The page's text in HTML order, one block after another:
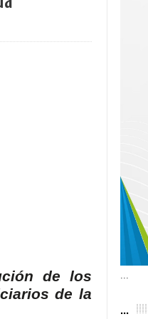
abordaje de las violencias
que llevaban décadas sin
gracias al Gobierno de
al Galardón de la Mujer
de los
de la
...